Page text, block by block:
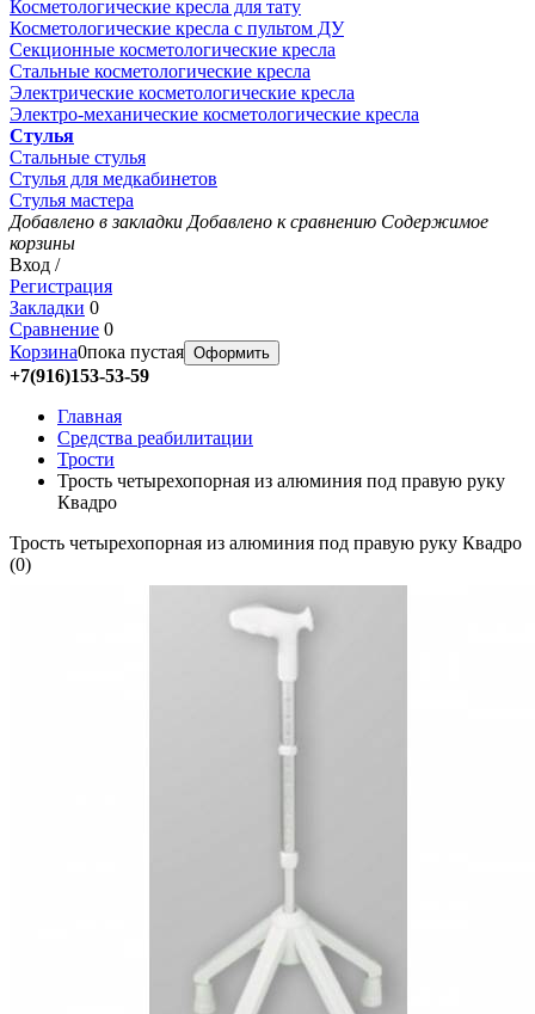
Косметологические кресла для тату
Косметологические кресла с пультом ДУ
Секционные косметологические кресла
Стальные косметологические кресла
Электрические косметологические кресла
Электро-механические косметологические кресла
Стулья
Стальные стулья
Стулья для медкабинетов
Стулья мастера
Добавлено в закладки Добавлено к сравнению Содержимое
корзины
Вход /
Регистрация
Закладки 0
Сравнение 0
Корзина0пока пустая Оформить
+7(916)153-53-59
Главная
Средства реабилитации
Трости
Трость четырехопорная из алюминия под правую руку
Квадро
Трость четырехопорная из алюминия под правую руку Квадро
(0)